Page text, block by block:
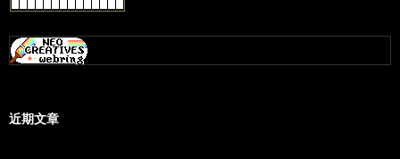
近期文章